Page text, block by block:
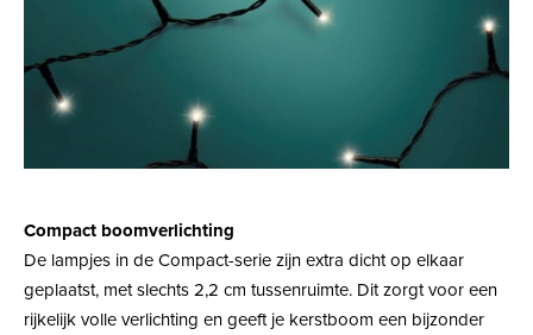
Compact boomverlichting
De lampjes in de Compact-serie zijn extra dicht op elkaar
geplaatst, met slechts 2,2 cm tussenruimte. Dit zorgt voor een
rijkelijk volle verlichting en geeft je kerstboom een bijzonder